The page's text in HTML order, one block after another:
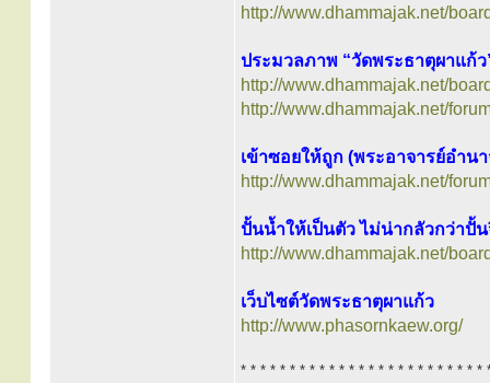
http://www.dhammajak.net/
ประมวลภาพ “วัดพระธาตุผาแก้ว
http://www.dhammajak.net/
http://www.dhammajak.net/
เข้าซอยให้ถูก (พระอาจารย์อำน
http://www.dhammajak.net/
ปั้นน้ำให้เป็นตัว ไม่น่ากลัวกว่าปั้
http://www.dhammajak.net/
เว็บไซต์วัดพระธาตุผาแก้ว
http://www.phasornkaew.org/
* * * * * * * * * * * * * * * * * * * * * * * * *